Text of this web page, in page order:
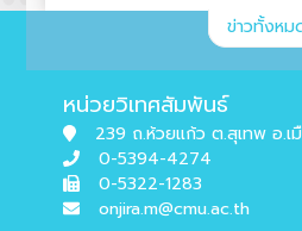
ข่าวทั้งหม
หน่วยวิเทศสัมพันธ์
239 ถ.ห้วยแก้ว ต.สุเทพ อ.เ
0-5394-4274
0-5322-1283
onjira.m@cmu.ac.th